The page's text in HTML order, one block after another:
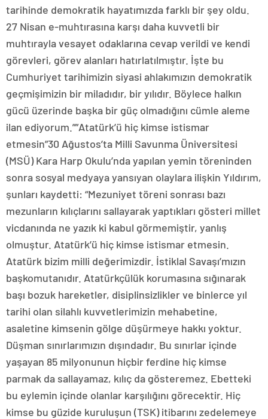
tarihinde demokratik hayatımızda farklı bir şey oldu.
27 Nisan e-muhtırasına karşı daha kuvvetli bir
muhtırayla vesayet odaklarına cevap verildi ve kendi
görevleri, görev alanları hatırlatılmıştır. İşte bu
Cumhuriyet tarihimizin siyasi ahlakımızın demokratik
geçmişimizin bir miladıdır, bir yılıdır. Böylece halkın
gücü üzerinde başka bir güç olmadığını cümle aleme
ilan ediyorum.””Atatürk’ü hiç kimse istismar
etmesin”30 Ağustos’ta Milli Savunma Üniversitesi
(MSÜ) Kara Harp Okulu’nda yapılan yemin töreninden
sonra sosyal medyaya yansıyan olaylara ilişkin Yıldırım,
şunları kaydetti: “Mezuniyet töreni sonrası bazı
mezunların kılıçlarını sallayarak yaptıkları gösteri millet
vicdanında ne yazık ki kabul görmemiştir, yanlış
olmuştur. Atatürk’ü hiç kimse istismar etmesin.
Atatürk bizim milli değerimizdir. İstiklal Savaşı’mızın
başkomutanıdır. Atatürkçülük korumasına sığınarak
başı bozuk hareketler, disiplinsizlikler ve binlerce yıl
tarihi olan silahlı kuvvetlerimizin mehabetine,
asaletine kimsenin gölge düşürmeye hakkı yoktur.
Düşman sınırlarımızın dışındadır. Bu sınırlar içinde
yaşayan 85 milyonunun hiçbir ferdine hiç kimse
parmak da sallayamaz, kılıç da gösteremez. Ebetteki
bu eylemin içinde olanlar karşılığını görecektir. Hiç
kimse bu güzide kuruluşun (TSK) itibarını zedelemeye